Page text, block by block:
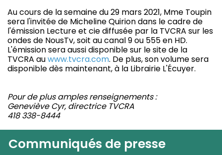
Au cours de la semaine du 29 mars 2021, Mme Toupin
sera l'invitée de Micheline Quirion dans le cadre de
l'émission Lecture et cie diffusée par la TVCRA sur les
ondes de NousTv, soit au canal 9 ou 555 en HD.
L'émission sera aussi disponible sur le site de la
TVCRA auwww.tvcra.com. De plus, son volume sera
disponible dès maintenant, à la Librairie L'Écuyer.
Pour de plus amples renseignements :
Geneviève Cyr, directrice TVCRA
418 338-8444
Communiqués de presse